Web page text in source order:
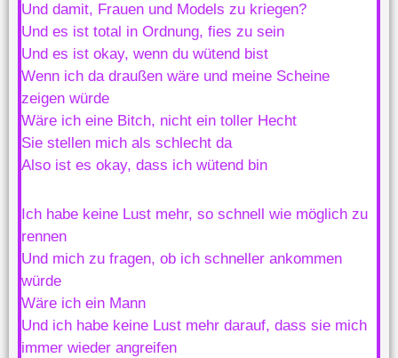
Und damit, Frauen und Models zu kriegen?
Und es ist total in Ordnung, fies zu sein
Und es ist okay, wenn du wütend bist
Wenn ich da draußen wäre und meine Scheine
zeigen würde
Wäre ich eine Bitch, nicht ein toller Hecht
Sie stellen mich als schlecht da
Also ist es okay, dass ich wütend bin
Ich habe keine Lust mehr, so schnell wie möglich zu
rennen
Und mich zu fragen, ob ich schneller ankommen
würde
Wäre ich ein Mann
Und ich habe keine Lust mehr darauf, dass sie mich
immer wieder angreifen